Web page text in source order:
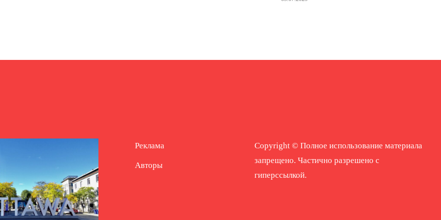
Реклама
Авторы
Copyright © Полное использование материала
запрещено. Частично разрешено с
гиперссылкой.